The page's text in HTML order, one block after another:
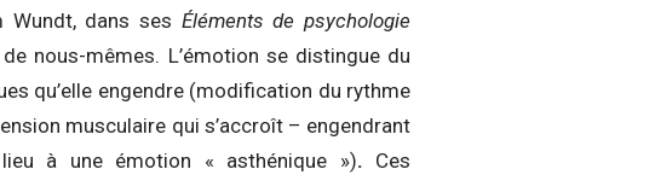
Wundt, dans ses Éléments de psychologie
nous-mêmes. L’émotion se distingue du
qu’elle engendre (modification du rythme
musculaire qui s’accroît – engendrant
à une émotion « asthénique »). Ces